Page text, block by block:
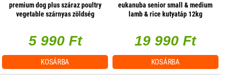
premium dog plus száraz poultry
vegetable szárnyas zöldség
5 990 Ft
KOSÁRBA
eukanuba senior small & medium
lamb & rice kutyatáp 12kg
19 990 Ft
KOSÁRBA